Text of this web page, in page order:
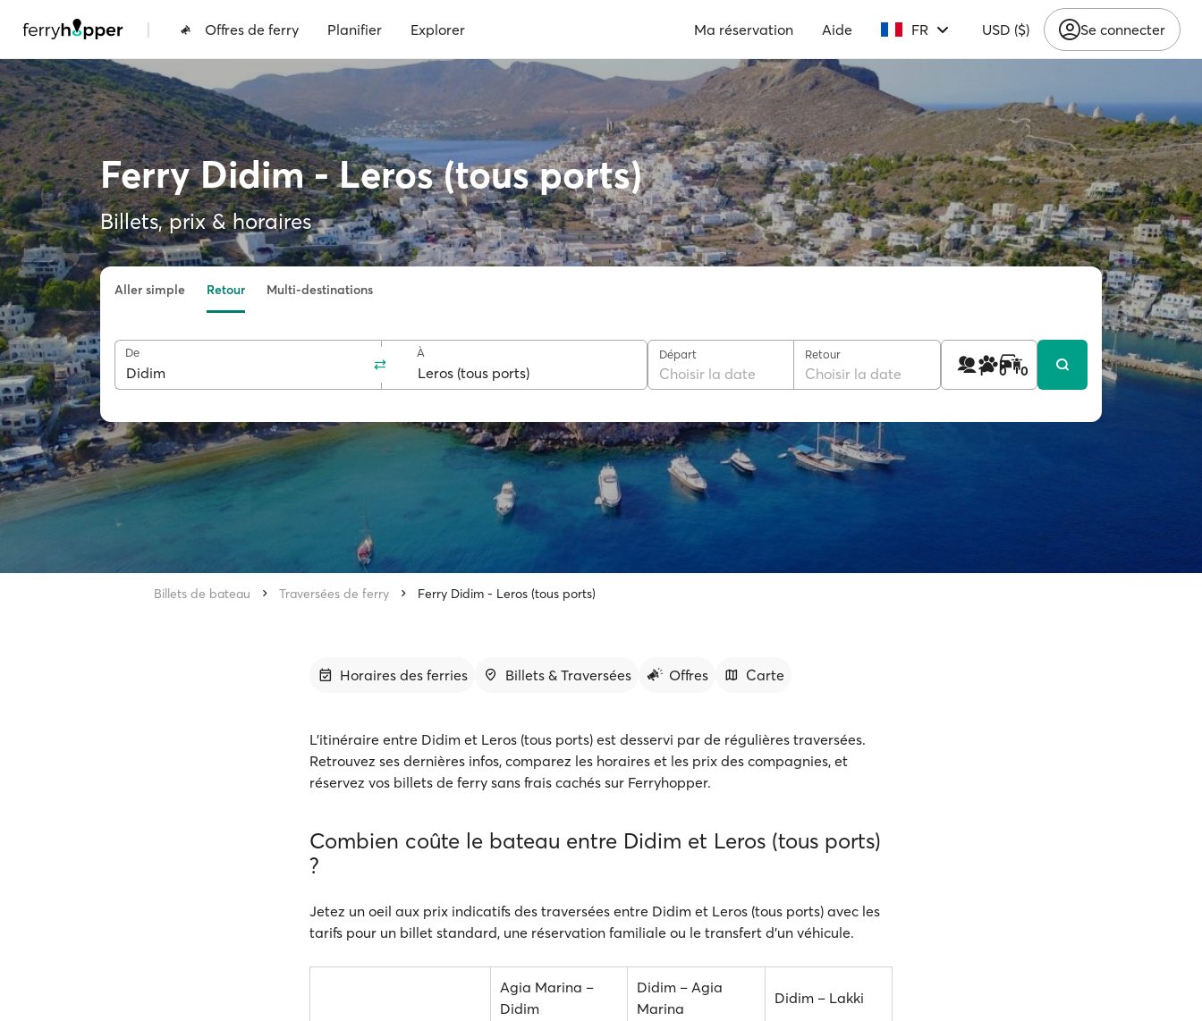
| Offres de ferry Planifier Explorer Ma réservation Aide FR USD ($) Se connecter
Ferry Didim - Leros (tous ports)
Billets, prix & horaires
Aller simple Retour Multi-destinations
De À Départ
Choisir la date
Retour
Choisir la date 1 0 0
Billets de bateau Traversées de ferry Ferry Didim - Leros (tous ports)
Horaires des ferries Billets & Traversées Offres Carte
L'itinéraire entre Didim et Leros (tous ports) est desservi par de régulières traversées.
Retrouvez ses dernières infos, comparez les horaires et les prix des compagnies, et
réservez vos billets de ferry sans frais cachés sur Ferryhopper.
Combien coûte le bateau entre Didim et Leros (tous ports)
?
Jetez un oeil aux prix indicatifs des traversées entre Didim et Leros (tous ports) avec les
tarifs pour un billet standard, une réservation familiale ou le transfert d'un véhicule.
Agia Marina –
Didim
Didim – Agia
Marina
Didim – Lakki